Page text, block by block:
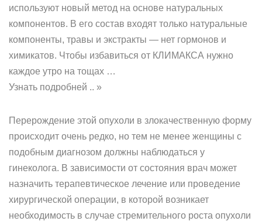
используют новый метод на основе натуральных
компонентов. В его состав входят только натуральные
компоненты, травы и экстракты — нет гормонов и
химикатов. Чтобы избавиться от КЛИМАКСА нужно
каждое утро на тощах …
Узнать подробней .. »
Перерождение этой опухоли в злокачественную форму
происходит очень редко, но тем не менее женщины с
подобным диагнозом должны наблюдаться у
гинеколога. В зависимости от состояния врач может
назначить терапевтическое лечение или проведение
хирургической операции, в которой возникает
необходимость в случае стремительного роста опухоли